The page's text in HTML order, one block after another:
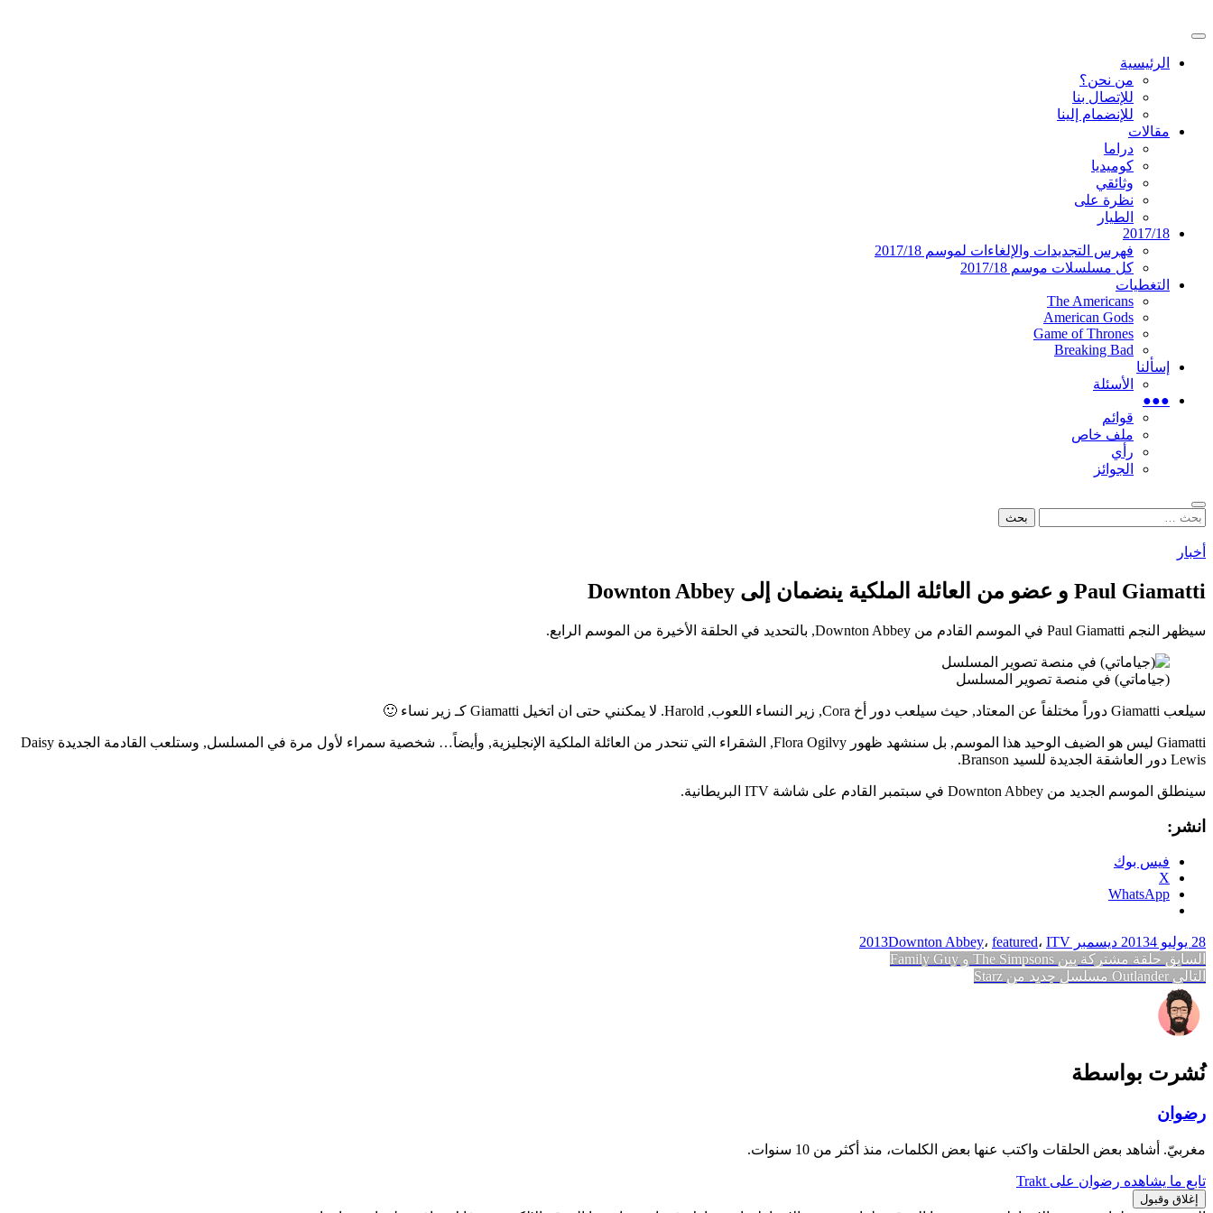
إلى
دليل التلفزيون العربي
موقع عربي متخصص في أخبار ومقالات حول المسلسلات الأجنبية
القائمة
الرئيسيةالرئيسية
من نحن؟
للإتصال بنا
للإنضمام إلينا
مقالات
دراما
كوميديا
وثائقي
نظرة على
الطيار
2017/18
فهرس التجديدات والإلغاءات لموسم 2017/18
كل مسلسلات موسم 2017/18
التغطيات
The Americans
American Gods
Game of Thrones
Breaking Bad
إسألنا
الأسئلة
●●●
قوائم
ملف خاص
رأي
الجوائز
بحث
البحث
أخبار
Paul Giamatti و عضو من العائلة الملكية ينضمان إلى Downton Abbey
سيظهر النجم Paul Giamatti في الموسم القادم من Downton Abbey, بالتحديد في الحلقة الأخيرة من الموسم الرابع.
(جياماتي) في منصة تصوير المسلسل
سيلعب Giamatti دوراً مختلفاً عن المعتاد, حيث سيلعب دور أخ Cora, زير النساء اللعوب, Harold. لا يمكنني حتى ان اتخيل Giamatti كـ زير نساء 🙂
Giamatti ليس هو الضيف الوحيد هذا الموسم, بل سنشهد ظهور Flora Ogilvy, الشقراء التي تنحدر من العائلة الملكية الإنجليزية, وأيضاً… شخصية سمراء لأول مرة في المسلسل, وستلعب القادمة الجديدة Daisy
Lewis دور العاشقة الجديدة للسيد Branson.
سينطلق الموسم الجديد من Downton Abbey في سبتمبر القادم على شاشة ITV البريطانية.
انشر:
فيس بوك
X
WhatsApp
28 يوليو 2013 4 ديسمبر 2013 Downton Abbey، featured، ITV
تصفّح
المقالات
السابق المقالة
السابقة:
حلقة مشتركة بين The Simpsons و Family Guy
التالي المقالة
التالية:
Outlander مسلسل جديد من Starz
نُشرت بواسطة
رضوان
مغربيّ. أشاهد بعض الحلقات واكتب عنها بعض الكلمات، منذ أكثر من 10 سنوات.
تابع ما يشاهده رضوان على Trakt